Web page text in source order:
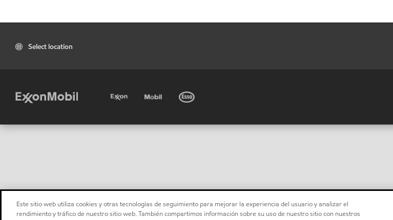
Select location
Este sitio web utiliza cookies y otras tecnologías de seguimiento para mejorar la experiencia del usuario y analizar el
rendimiento y tráfico de nuestro sitio web. También compartimos información sobre su uso de nuestro sitio con nuestros